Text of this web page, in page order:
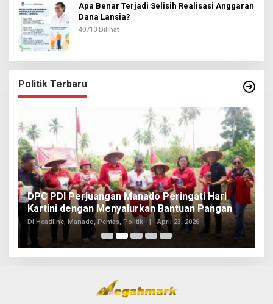
Apa Benar Terjadi Selisih Realisasi Anggaran
Dana Lansia?
40710 Dilihat
Politik Terbaru
DPC PDI Perjuangan Manado Peringati Hari
Kartini dengan Menyalurkan Bantuan Pangan
Di Headline, Manado, Pentas, Politik | April 23, 2026